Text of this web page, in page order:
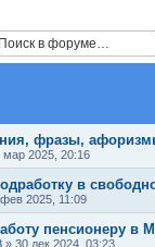
фразы,
мар 2025, 20:16
в
2025, 11:09
пенсионеру в
» 30 дек 2024, 03:23